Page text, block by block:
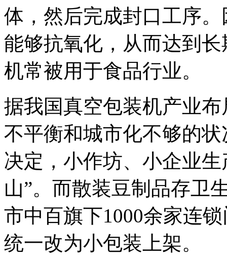
体，然后完成封口工序
能够抗氧化，从而达到
机常被用于食品行业。
据我国真空包装机产业
不平衡和城市化不够的
决定，小作坊、小企业
山”。而散装豆制品存卫
市中百旗下1000余家连
统一改为小包装上架。